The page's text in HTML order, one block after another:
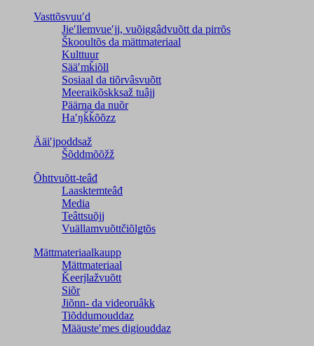
Vasttõsvuuʹd
Jieʹllemvueʹjj, vuõiggâdvuõtt da pirrõs
Škooultõs da mättmateriaal
Kulttuur
Sääʹmǩiõll
Sosiaal da tiõrvâsvuõtt
Meeraikõskksaž tuâjj
Päärna da nuõr
Haʹŋǩǩõõzz
Ääiʹjpoddsaž
Šõddmõõžž
Õhttvuõtt-teâđ
Laasktemteâđ
Media
Teâttsuõjj
Vuällamvuõttčiõlǥtõs
Mättmateriaalkaupp
Mättmateriaal
Ǩeerjlažvuõtt
Siõr
Jiõnn- da videoruâkk
Tiõddumouddaz
Määusteʹmes digiouddaz